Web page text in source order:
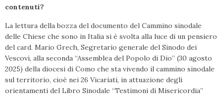
contenuti?
La lettura della bozza del documento del Cammino sinodale
delle Chiese che sono in Italia si è svolta alla luce di un pensiero
del card. Mario Grech, Segretario generale del Sinodo dei
Vescovi, alla seconda “Assemblea del Popolo di Dio” (30 agosto
2025) della diocesi di Como che sta vivendo il cammino sinodale
sul territorio, cioè nei 26 Vicariati, in attuazione degli
orientamenti del Libro Sinodale “Testimoni di Misericordia”